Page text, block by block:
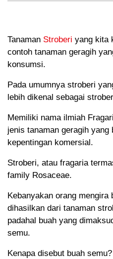
Tanaman Stroberi yang kita
contoh tanaman geragih
konsumsi.
Pada umumnya stroberi
lebih dikenal sebagai
Memiliki nama ilmiah
jenis tanaman geragih
kepentingan komersial.
Stroberi, atau fragaria
family Rosaceae.
Kebanyakan orang mengira
dihasilkan dari tanaman
padahal buah yang
semu.
Kenapa disebut buah